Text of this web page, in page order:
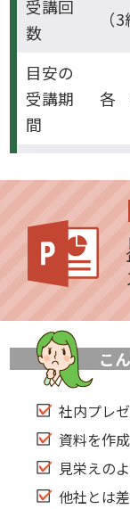
受講回
数
目安の
受講期
間
各
こ
社内プレ
資料を作
見栄えの
他社とは